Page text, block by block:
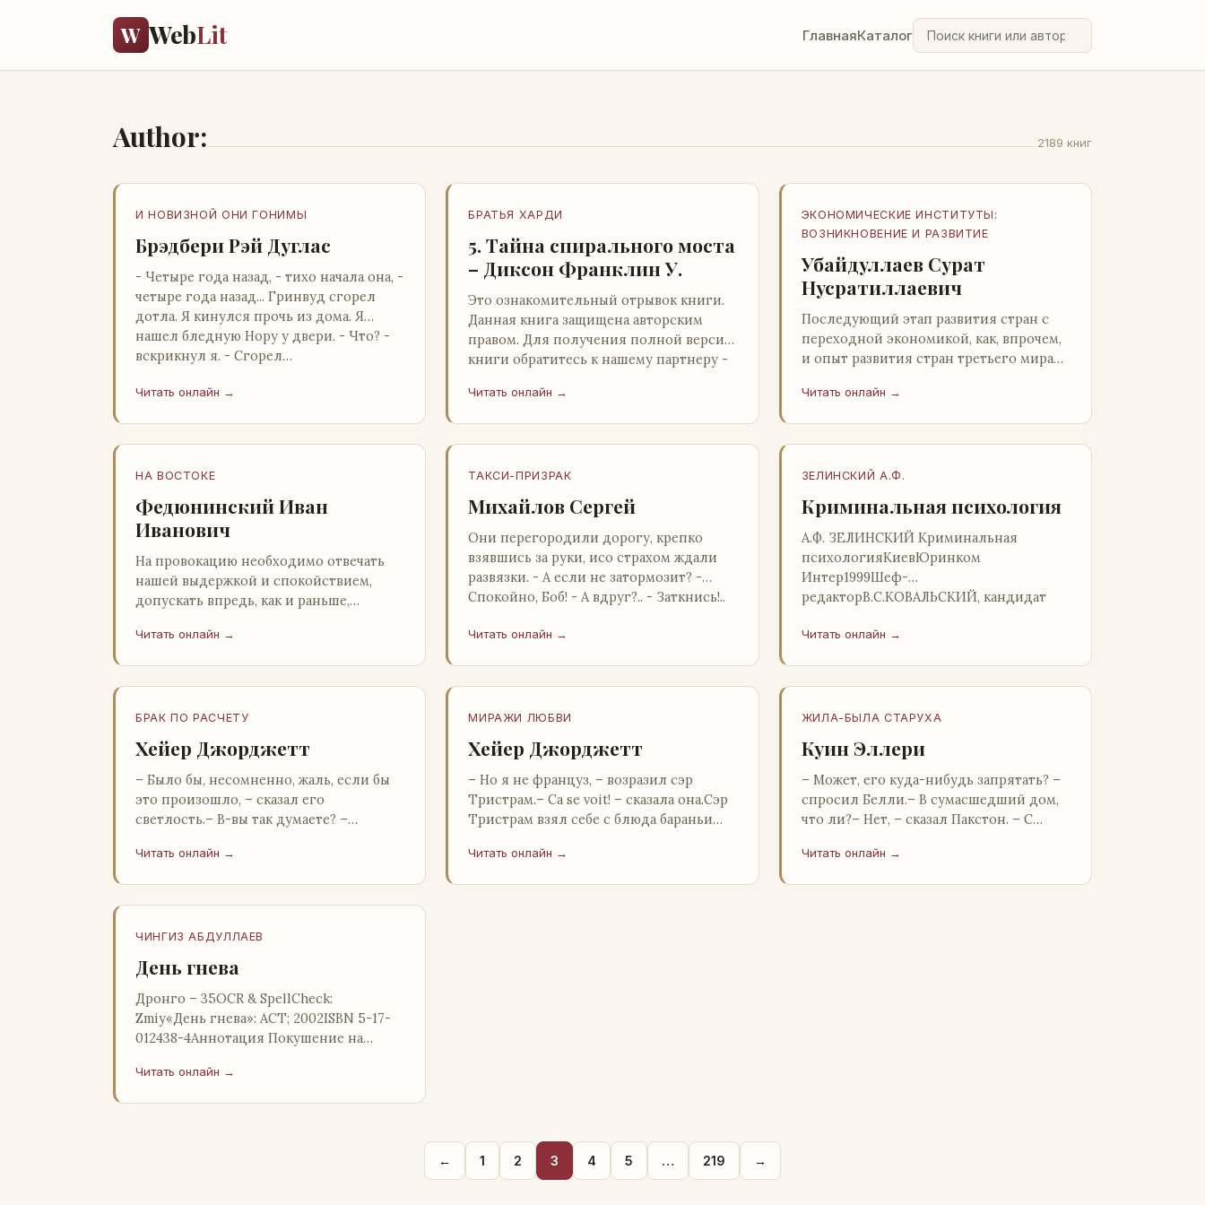
W WebLit ГлавнаяКаталог
Author: 2189 книг
И НОВИЗНОЙ ОНИ ГОНИМЫ
Брэдбери Рэй Дуглас
- Четыре года назад, - тихо начала она, -
четыре года назад... Гринвуд сгорел
дотла. Я кинулся прочь из дома. Я
нашел бледную Нору у двери. - Что? -
вскрикнул я. - Сгорел…
Читать онлайн →
БРАТЬЯ ХАРДИ
5. Тайна спирального моста
– Диксон Франклин У.
Это ознакомительный отрывок книги.
Данная книга защищена авторским
правом. Для получения полной версии
книги обратитесь к нашему партнеру -
Читать онлайн →
ЭКОНОМИЧЕСКИЕ ИНСТИТУТЫ:
ВОЗНИКНОВЕНИЕ И РАЗВИТИЕ
Убайдуллаев Сурат
Нусратиллаевич
Последующий этап развития стран с
переходной экономикой, как, впрочем,
и опыт развития стран третьего мира
продемонстрировал ошибочность
Читать онлайн →
НА ВОСТОКЕ
Федюнинский Иван
Иванович
На провокацию необходимо отвечать
нашей выдержкой и спокойствием,
допускать впредь, как и раньше,
только в целях собственной
Читать онлайн →
ТАКСИ-ПРИЗРАК
Михайлов Сергей
Они перегородили дорогу, крепко
взявшись за руки, исо страхом ждали
развязки. - А если не затормозит? -
Спокойно, Боб! - А вдруг?.. - Заткнись!..
Читать онлайн →
ЗЕЛИНСКИЙ А.Ф.
Криминальная психология
А.Ф. ЗЕЛИНСКИЙ Криминальная
психологияКиевЮринком
Интер1999Шеф-
редакторВ.С.КОВАЛЬСКИЙ, кандидат
содержит первый в Украине
Читать онлайн →
БРАК ПО РАСЧЕТУ
Хейер Джорджетт
– Было бы, несомненно, жаль, если бы
это произошло, – сказал его
светлость.– В-вы так думаете? –
большое испытание, могу вас заверить…
Читать онлайн →
МИРАЖИ ЛЮБВИ
Хейер Джорджетт
– Но я не француз, – возразил сэр
Тристрам.– Са se voit! – сказала она.Сэр
Тристрам взял себе с блюда бараньи
я встречалась в Англии,…
Читать онлайн →
ЖИЛА-БЫЛА СТАРУХА
Куин Эллери
– Может, его куда-нибудь запрятать? –
спросил Белли.– В сумасшедший дом,
что ли?– Нет, – сказал Пакстон. – С
драться до последнего …
Читать онлайн →
ЧИНГИЗ АБДУЛЛАЕВ
День гнева
Дронго – 35OCR & SpellCheck:
Zmiy«День гнева»: АСТ; 2002ISBN 5-17-
012438-4Аннотация Покушение на
по чистой случайности оказалось н…
Читать онлайн →
← 1 2 3 4 5 … 219 →